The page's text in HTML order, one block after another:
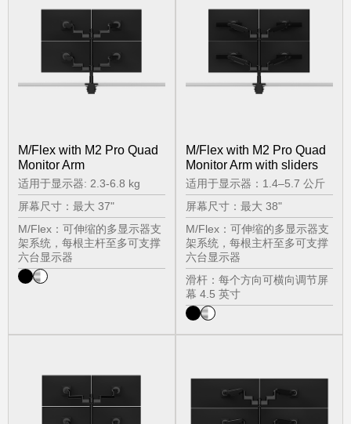
M/Flex with M2 Pro Quad
Monitor Arm
适用于显示器: 2.3-6.8 kg
屏幕尺寸：最大 37"
M/Flex：可伸缩的多显示器支
架系统，每根主杆至多可支撑
六台显示器
M/Flex with M2 Pro Quad
Monitor Arm with sliders
适用于显示器：1.4–5.7 公斤
屏幕尺寸：最大 38"
M/Flex：可伸缩的多显示器支
架系统，每根主杆至多可支撑
六台显示器
滑杆：每个方向可横向调节屏
幕 4.5 英寸